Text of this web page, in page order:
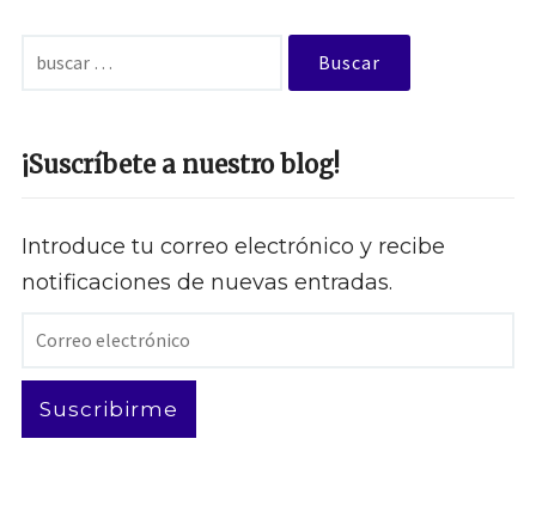
¡Suscríbete a nuestro blog!
Introduce tu correo electrónico y recibe
notificaciones de nuevas entradas.
Correo
Suscribirme